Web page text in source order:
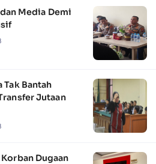
Media Demi
Bantah
Jutaan
Dugaan